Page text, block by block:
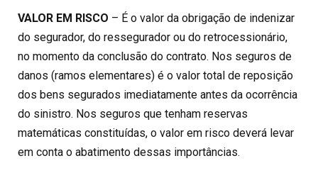
VALOR EM RISCO – É o valor da obrigação de indenizar
do segurador, do ressegurador ou do retrocessionário,
no momento da conclusão do contrato. Nos seguros de
danos (ramos elementares) é o valor total de reposição
dos bens segurados imediatamente antes da ocorrência
do sinistro. Nos seguros que tenham reservas
matemáticas constituídas, o valor em risco deverá levar
em conta o abatimento dessas importâncias.